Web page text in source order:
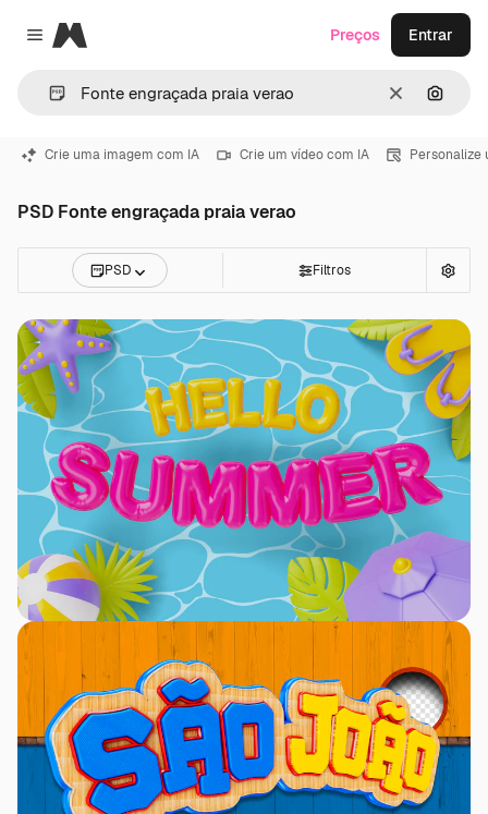
Close menu
Magnific
Limpar
Preços Entrar
Crie uma imagem com IA Crie um vídeo com IA Personalize
PSD Fonte engraçada praia verao
PSD Filtros